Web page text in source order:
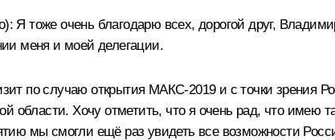
: Я тоже очень благодарю всех, дорогой друг,
меня и моей делегации.
по случаю открытия МАКС-2019 и с точки зрения
области. Хочу отметить, что я очень рад, что имею
мы смогли ещё раз увидеть все возможности